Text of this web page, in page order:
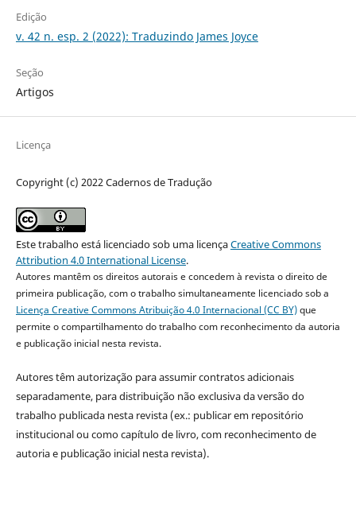
Edição
v. 42 n. esp. 2 (2022): Traduzindo James Joyce
Seção
Artigos
Licença
Copyright (c) 2022 Cadernos de Tradução
Este trabalho está licenciado sob uma licençaCreative Commons
Attribution 4.0 International License.
Autores mantêm os direitos autorais e concedem à revista o direito de
primeira publicação, com o trabalho simultaneamente licenciado sob a
Licença Creative Commons Atribuição 4.0 Internacional (CC BY)que
permite o compartilhamento do trabalho com reconhecimento da autoria
e publicação inicial nesta revista.
Autores têm autorização para assumir contratos adicionais
separadamente, para distribuição não exclusiva da versão do
trabalho publicada nesta revista (ex.: publicar em repositório
institucional ou como capítulo de livro, com reconhecimento de
autoria e publicação inicial nesta revista).